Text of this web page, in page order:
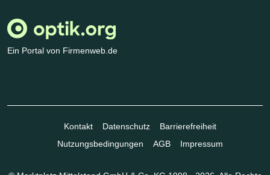
Ein Portal von Firmenweb.de
Kontakt Datenschutz
Barrierefreiheit
Nutzungsbedingungen
AGB Impressum